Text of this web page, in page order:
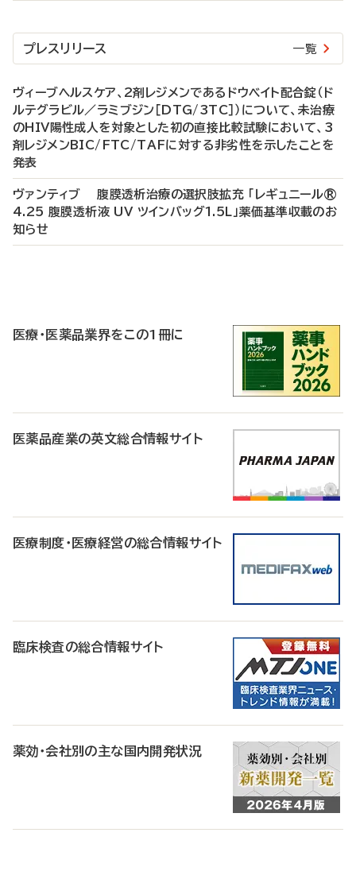
プレスリリース 一覧
ヴィーブヘルスケア、2剤レジメンであるドウベイト配合錠（ド
ルテグラビル／ラミブジン［DTG/3TC］）について、未治療
のHIV陽性成人を対象とした初の直接比較試験において、3
剤レジメンBIC/FTC/TAFに対する非劣性を示したことを
発表
ヴァンティブ 腹膜透析治療の選択肢拡充 「レギュニール®
4.25 腹膜透析液 UV ツインバッグ1.5L」薬価基準収載のお
知らせ
医療・医薬品業界をこの1冊に
医薬品産業の英文総合情報サイト
医療制度・医療経営の総合情報サイト
臨床検査の総合情報サイト
薬効・会社別の主な国内開発状況